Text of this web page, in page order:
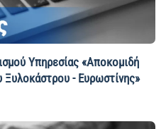
Yπηρεσίας «Αποκομιδή
- Ευρωστίνης»